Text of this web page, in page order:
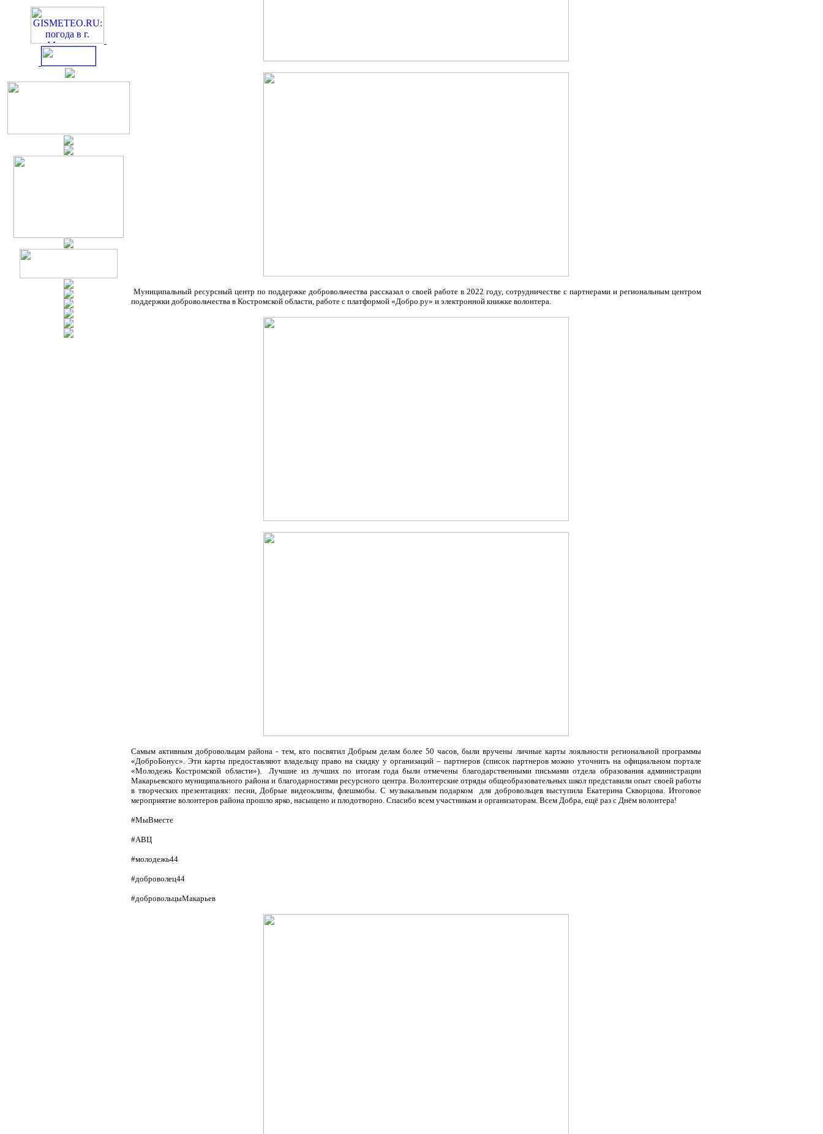
Муниципальный ресурсный центр по поддержке добровольчества рассказал о своей работе в 2022 году, сотрудничестве с партнерами и региональным центром
поддержки добровольчества в Костромской области, работе с платформой «Добро.ру» и электронной книжке волонтера.
Самым активным добровольцам района - тем, кто посвятил Добрым делам более 50 часов, были вручены личные карты лояльности региональной программы
«ДоброБонус». Эти карты предоставляют владельцу право на скидку у организаций – партнеров (список партнеров можно уточнить на официальном портале
«Молодежь Костромской области»).
Лучшие из лучших по итогам года были отмечены благодарственными письмами отдела образования администрации
Макарьевского муниципального района и благодарностями ресурсного центра. Волонтерские отряды общеобразовательных школ представили опыт своей работы
в творческих презентациях: песни, Добрые видеоклипы, флешмобы. С музыкальным подарком
для добровольцев выступила Екатерина Скворцова. Итоговое
мероприятие волонтеров района прошло ярко, насыщено и плодотворно. Спасибо всем участникам и организаторам. Всем Добра, ещё раз с Днём волонтера!
#МыВместе
#АВЦ
#молодежь44
#доброволец44
#добровольцыМакарьев